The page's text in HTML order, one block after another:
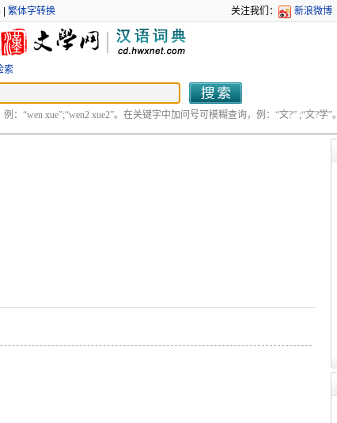
| 繁体字转换 关注我们： 新浪微博
索
：“wen xue”;“wen2 xue2”。在关键字中加问号可模糊查询，例：“文?” ;“文?学”。